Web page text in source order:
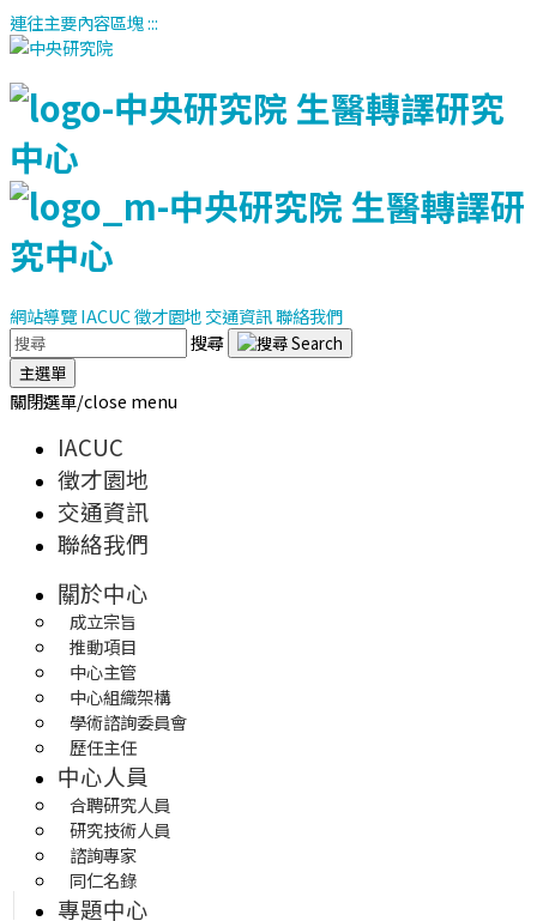
連往主要內容區塊:::
網站導覽IACUC徵才園地交通資訊聯絡我們
搜尋
主選單
關閉選單/close menu
IACUC
徵才園地
交通資訊
聯絡我們
關於中心
成立宗旨
推動項目
中心主管
中心組織架構
學術諮詢委員會
歷任主任
中心人員
合聘研究人員
研究技術人員
諮詢專家
同仁名錄
專題中心